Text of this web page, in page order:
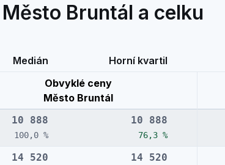
Bruntál a celku
Medián Horní kvartil
Obvyklé ceny
Město Bruntál
10 888
100,0 %
10 888
76,3 %
14 520 14 520